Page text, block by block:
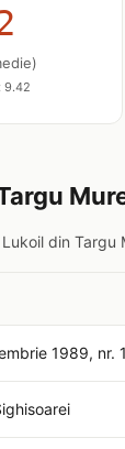
9.42
din
1989, nr.